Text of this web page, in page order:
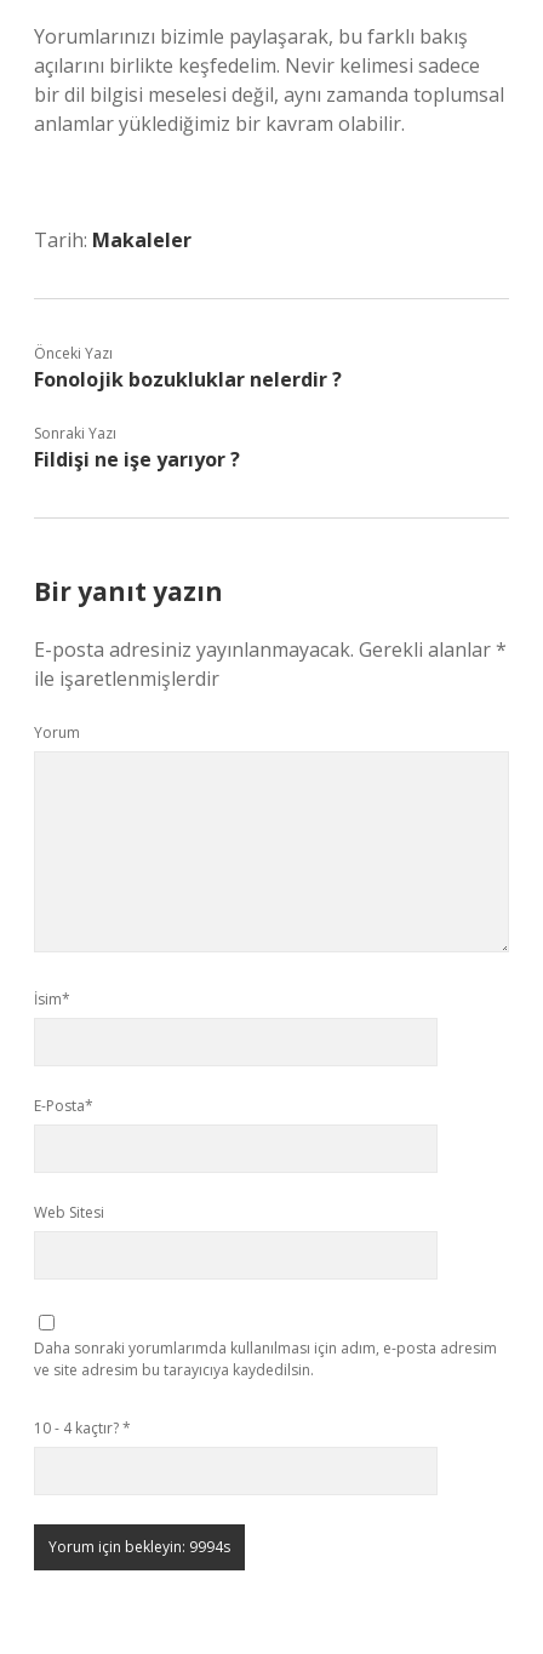
Yorumlarınızı bizimle paylaşarak, bu farklı bakış
açılarını birlikte keşfedelim. Nevir kelimesi sadece
bir dil bilgisi meselesi değil, aynı zamanda toplumsal
anlamlar yüklediğimiz bir kavram olabilir.
Tarih: Makaleler
Önceki Yazı
Fonolojik bozukluklar nelerdir ?
Sonraki Yazı
Fildişi ne işe yarıyor ?
Bir yanıt yazın
E-posta adresiniz yayınlanmayacak. Gerekli alanlar*
ile işaretlenmişlerdir
Yorum
İsim*
E-Posta*
Web Sitesi
Daha sonraki yorumlarımda kullanılması için adım, e-posta adresim
ve site adresim bu tarayıcıya kaydedilsin.
10 - 4 kaçtır?*